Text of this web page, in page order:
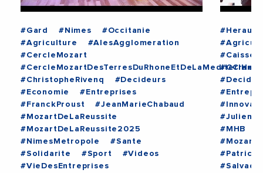
#Gard #Nimes
#Occitanie
#Agriculture
#AlesAgglomeration
#CercleMozart
#ChristopheRivenq
#Decideurs
#Economie
#Entreprises
#FranckProust
#JeanMarieChabaud
#MozartDeLaReussite
#MozartDeLaReussite2025
#NimesMetropole
#Sante
#Solidarite
#Sport
#Videos
#VieDesEntreprises
#Herault
#MHB